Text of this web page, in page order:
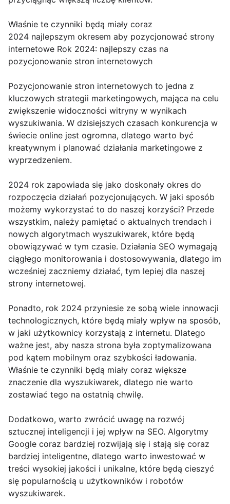
Właśnie te czynniki będą miały coraz
2024 najlepszym okresem aby pozycjonować strony
internetowe Rok 2024: najlepszy czas na
pozycjonowanie stron internetowych
Pozycjonowanie stron internetowych to jedna z
kluczowych strategii marketingowych, mająca na celu
zwiększenie widoczności witryny w wynikach
wyszukiwania. W dzisiejszych czasach konkurencja w
świecie online jest ogromna, dlatego warto być
kreatywnym i planować działania marketingowe z
wyprzedzeniem.
2024 rok zapowiada się jako doskonały okres do
rozpoczęcia działań pozycjonujących. W jaki sposób
możemy wykorzystać to do naszej korzyści? Przede
wszystkim, należy pamiętać o aktualnych trendach i
nowych algorytmach wyszukiwarek, które będą
obowiązywać w tym czasie. Działania SEO wymagają
ciągłego monitorowania i dostosowywania, dlatego im
wcześniej zaczniemy działać, tym lepiej dla naszej
strony internetowej.
Ponadto, rok 2024 przyniesie ze sobą wiele innowacji
technologicznych, które będą miały wpływ na sposób,
w jaki użytkownicy korzystają z internetu. Dlatego
ważne jest, aby nasza strona była zoptymalizowana
pod kątem mobilnym oraz szybkości ładowania.
Właśnie te czynniki będą miały coraz większe
znaczenie dla wyszukiwarek, dlatego nie warto
zostawiać tego na ostatnią chwilę.
Dodatkowo, warto zwrócić uwagę na rozwój
sztucznej inteligencji i jej wpływ na SEO. Algorytmy
Google coraz bardziej rozwijają się i stają się coraz
bardziej inteligentne, dlatego warto inwestować w
treści wysokiej jakości i unikalne, które będą cieszyć
się popularnością u użytkowników i robotów
wyszukiwarek.